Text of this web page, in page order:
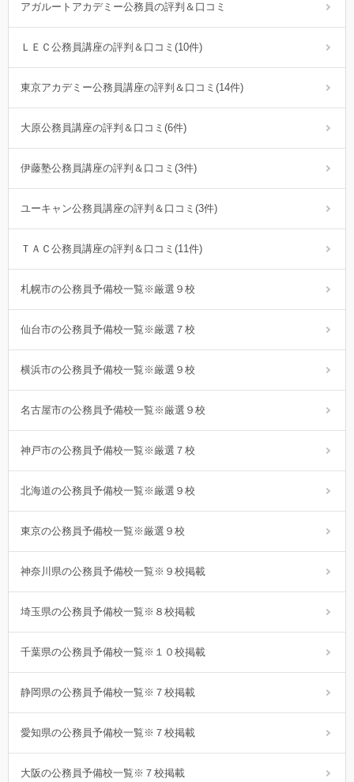
アガルートアカデミー公務員の評判＆口コミ
ＬＥＣ公務員講座の評判＆口コミ(10件)
東京アカデミー公務員講座の評判＆口コミ(14件)
大原公務員講座の評判＆口コミ(6件)
伊藤塾公務員講座の評判＆口コミ(3件)
ユーキャン公務員講座の評判＆口コミ(3件)
ＴＡＣ公務員講座の評判＆口コミ(11件)
札幌市の公務員予備校一覧※厳選９校
仙台市の公務員予備校一覧※厳選７校
横浜市の公務員予備校一覧※厳選９校
名古屋市の公務員予備校一覧※厳選９校
神戸市の公務員予備校一覧※厳選７校
北海道の公務員予備校一覧※厳選９校
東京の公務員予備校一覧※厳選９校
神奈川県の公務員予備校一覧※９校掲載
埼玉県の公務員予備校一覧※８校掲載
千葉県の公務員予備校一覧※１０校掲載
静岡県の公務員予備校一覧※７校掲載
愛知県の公務員予備校一覧※７校掲載
大阪の公務員予備校一覧※７校掲載